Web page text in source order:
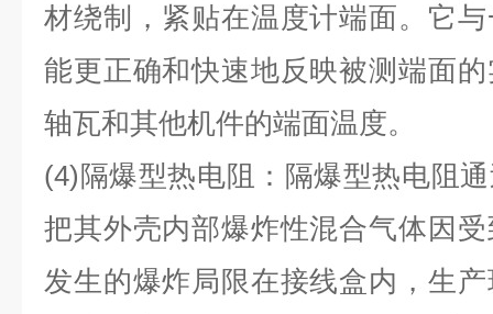
材绕制，紧贴在温度计端面。它
能更正确和快速地反映被测端面
轴瓦和其他机件的端面温度。
(4)隔爆型热电阻：隔爆型热电阻
把其外壳内部爆炸性混合气体因
发生的爆炸局限在接线盒内，生